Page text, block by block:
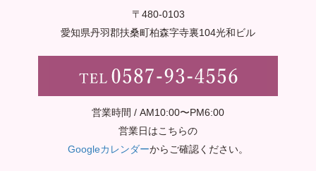
〒480-0103
愛知県丹羽郡扶桑町柏森字寺裏104光和ビル
営業時間 / AM10:00〜PM6:00
営業日はこちらの
Googleカレンダーからご確認ください。